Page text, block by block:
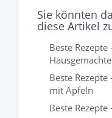
Sie könnten
diese Artikel
Beste
Beste
mit Äpfeln
Beste